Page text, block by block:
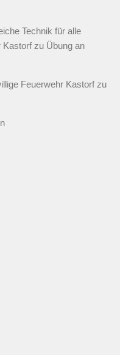
Technik für alle
Kastorf zu Übung an
Feuerwehr Kastorf zu